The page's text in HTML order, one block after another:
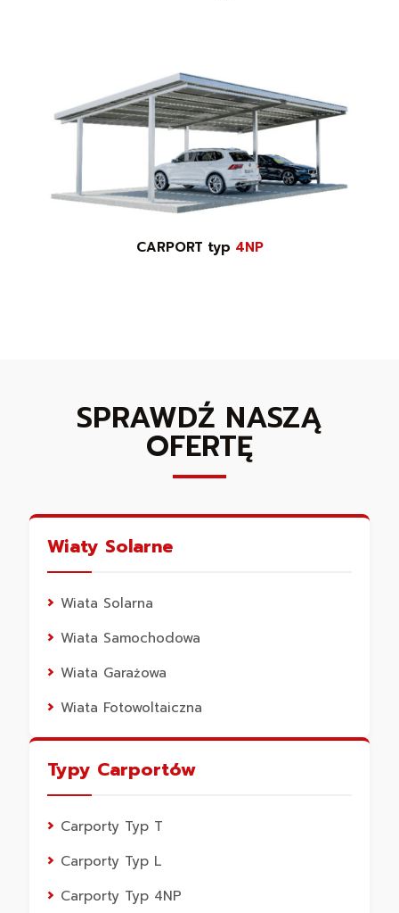
CARPORT typ 4NP
SPRAWDŹ NASZĄ
OFERTĘ
Wiaty Solarne
Wiata Solarna
Wiata Samochodowa
Wiata Garażowa
Wiata Fotowoltaiczna
Typy Carportów
Carporty Typ T
Carporty Typ L
Carporty Typ 4NP